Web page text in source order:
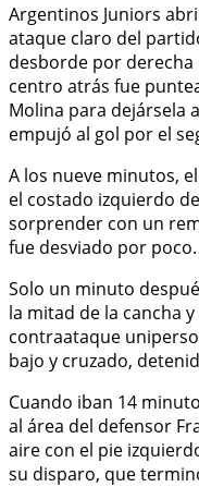
Argentinos Juniors
ataque claro del
desborde por derecha
centro atrás fue
Molina para dejársela
empujó al gol por el
A los nueve minutos,
el costado izquierdo
sorprender con un
fue desviado por poco.
Solo un minuto
la mitad de la cancha
contraataque
bajo y cruzado,
Cuando iban 14
al área del defensor
aire con el pie
su disparo, que